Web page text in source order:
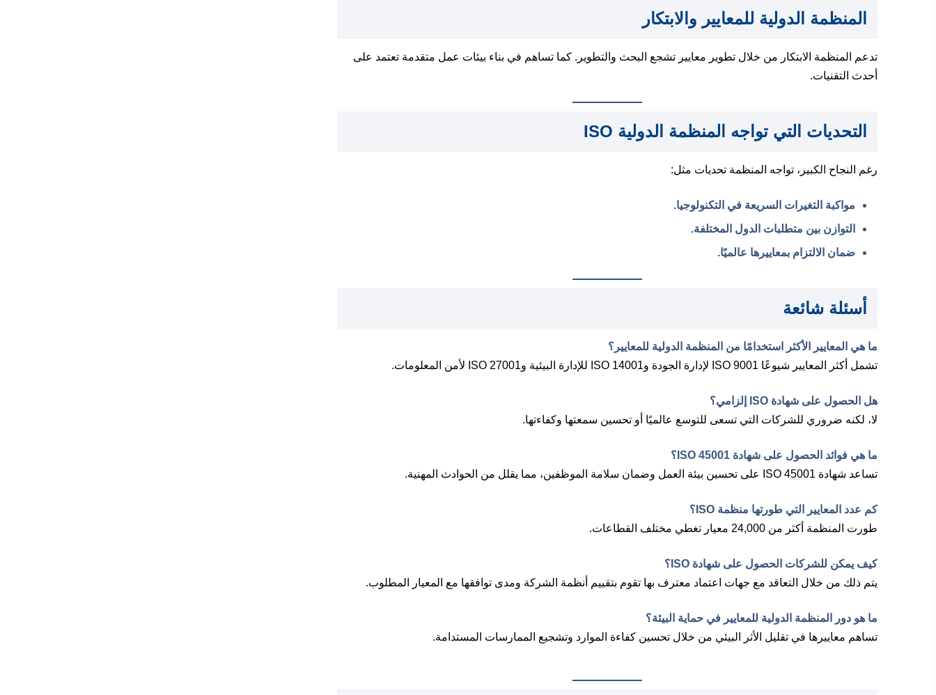
المنظمة الدولية للمعايير والابتكار
تدعم المنظمة الابتكار من خلال تطوير معايير تشجع البحث والتطوير. كما تساهم في بناء بيئات عمل متقدمة تعتمد على
أحدث التقنيات.
التحديات التي تواجه المنظمة الدولية ISO
رغم النجاح الكبير، تواجه المنظمة تحديات مثل:
مواكبة التغيرات السريعة في التكنولوجيا.
التوازن بين متطلبات الدول المختلفة.
ضمان الالتزام بمعاييرها عالميًا.
أسئلة شائعة
ما هي المعايير الأكثر استخدامًا من المنظمة الدولية للمعايير؟
تشمل أكثر المعايير شيوعًا ISO 9001 لإدارة الجودة وISO 14001 للإدارة البيئية وISO 27001 لأمن المعلومات.
هل الحصول على شهادة ISO إلزامي؟
لا، لكنه ضروري للشركات التي تسعى للتوسع عالميًا أو تحسين سمعتها وكفاءتها.
ما هي فوائد الحصول على شهادة ISO 45001؟
تساعد شهادة ISO 45001 على تحسين بيئة العمل وضمان سلامة الموظفين، مما يقلل من الحوادث المهنية.
كم عدد المعايير التي طورتها منظمة ISO؟
طورت المنظمة أكثر من 24,000 معيار تغطي مختلف القطاعات.
كيف يمكن للشركات الحصول على شهادة ISO؟
يتم ذلك من خلال التعاقد مع جهات اعتماد معترف بها تقوم بتقييم أنظمة الشركة ومدى توافقها مع المعيار المطلوب.
ما هو دور المنظمة الدولية للمعايير في حماية البيئة؟
تساهم معاييرها في تقليل الأثر البيئي من خلال تحسين كفاءة الموارد وتشجيع الممارسات المستدامة.